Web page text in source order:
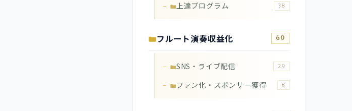
上達プログラム 38
フルート演奏収益化 60
SNS・ライブ配信 29
ファン化・スポンサー獲得 8